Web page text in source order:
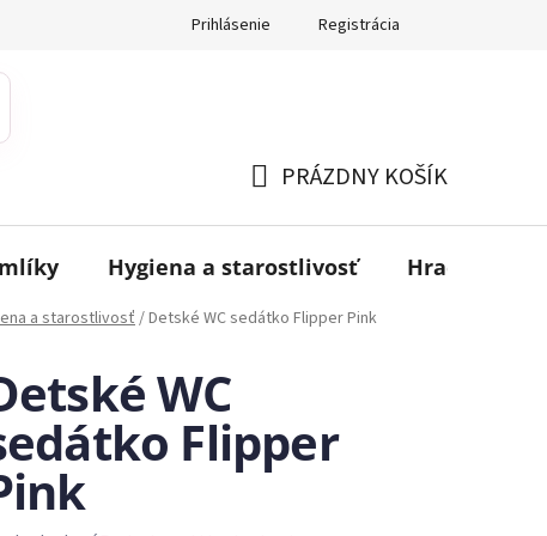
Prihlásenie Registrácia
KOŠÍK
PRÁZDNY KOŠÍK
Hygiena a starostlivosť Hračky
a starostlivosť/Detské WC sedátko Flipper Pink
WC
Flipper